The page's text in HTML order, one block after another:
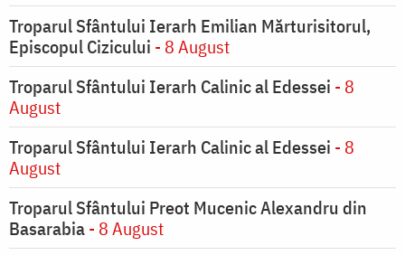
Troparul Sfântului Ierarh Emilian Mărturisitorul,
Episcopul Cizicului - 8 August
Troparul Sfântului Ierarh Calinic al Edessei - 8
August
Troparul Sfântului Ierarh Calinic al Edessei - 8
August
Troparul Sfântului Preot Mucenic Alexandru din
Basarabia- 8 August